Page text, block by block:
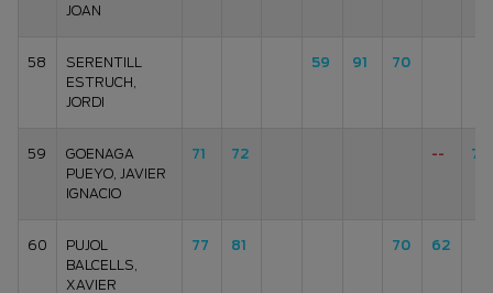
JOAN
58
SERENTILL
ESTRUCH,
JORDI
59 91 70
59
GOENAGA
PUEYO, JAVIER
IGNACIO
71 72 -- 72
60
PUJOL
BALCELLS,
XAVIER
77 81 70 62